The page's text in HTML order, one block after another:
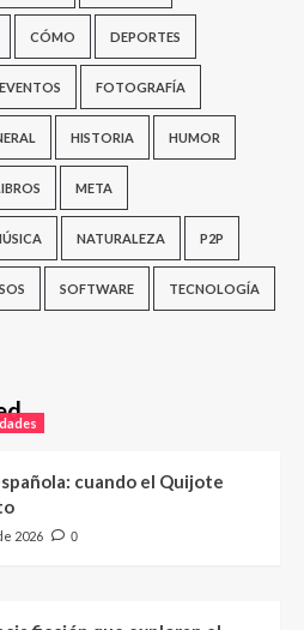
CÓMO DEPORTES
EVENTOS FOTOGRAFÍA
HISTORIA HUMOR
META
NATURALEZA P2P
SOFTWARE TECNOLOGÍA
cuando el Quijote
2026 0